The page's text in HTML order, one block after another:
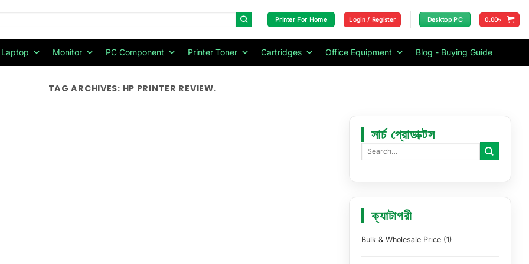
Printer For Home Login / Register Desktop PC 0.00৳
Laptop Monitor PC Component Printer Toner Cartridges Office Equipment Blog - Buying Guide
TAG ARCHIVES: HP PRINTER REVIEW.
সার্চ প্রোডাক্টস
ক্যাটাগরী
Bulk & Wholesale Price (1)